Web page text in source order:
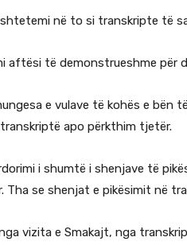
në to si transkripte të
aftësi të demonstrueshme për
e vulave të kohës e bën
apo përkthim tjetër.
i shumtë i shenjave të
Tha se shenjat e pikësimit në
vizita e Smakajt, nga